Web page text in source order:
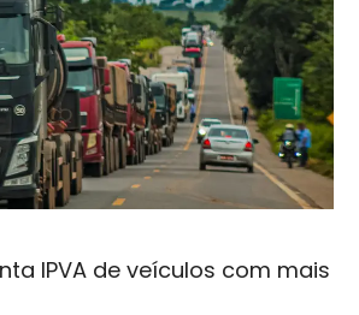
IPVA de veículos com mais